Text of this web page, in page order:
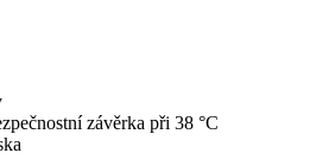
závěrka při 38 °C